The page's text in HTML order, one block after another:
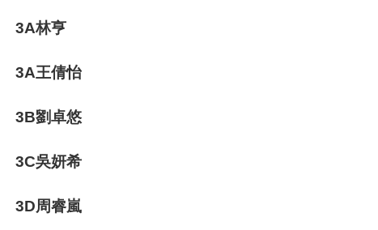
3A林亨
3A王倩怡
3B劉卓悠
3C吳妍希
3D周睿嵐